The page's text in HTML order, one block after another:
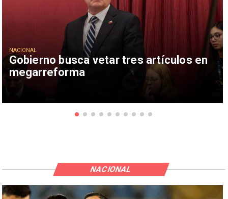
Gobierno busca vetar tres artículos en
megarreforma
NACIONAL
NACIONAL